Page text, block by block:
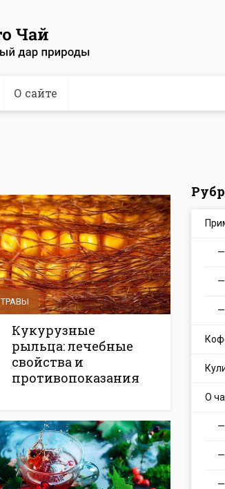
О сайте
ТРАВЫ
Кукурузные
рыльца: лечебные
свойства и
противопоказания
О